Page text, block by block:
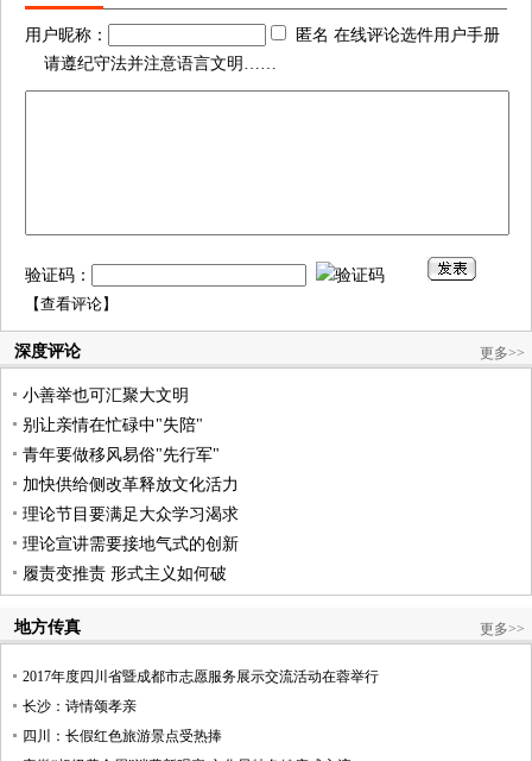
用户昵称：
匿名 在线评论选件用户手册
请遵纪守法并注意语言文明……
验证码：
【查看评论】
深度评论 更多>>
小善举也可汇聚大文明
别让亲情在忙碌中"失陪"
青年要做移风易俗"先行军"
加快供给侧改革释放文化活力
理论节目要满足大众学习渴求
理论宣讲需要接地气式的创新
履责变推责 形式主义如何破
地方传真 更多>>